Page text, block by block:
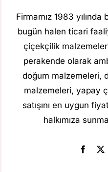
Firmamız 1983 yılında
bugün halen ticari
çiçekçilik
perakende olarak
doğum malzemeleri,
malzemeleri, yapay
satışını en uygun
halkımıza